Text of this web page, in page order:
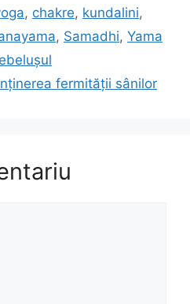
, chakre, kundalini,
, Samadhi, Yama
fermității sânilor